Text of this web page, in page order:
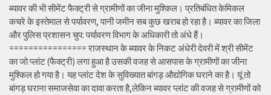
ब्यावर की भी सीमेंट फैक्ट्री से ग्रामीणों का जीना मुश्किल। प्रतिबंधित केमिकल
कचरे के इस्तेमाल से पर्यावरण, पानी जमीन सब कुछ खराब हो रहा है। ब्यावर का जिला
और पुलिस प्रशासन चुप: पर्यावरण विभाग के अधिकारी तो अंधे हैं।
================ राजस्थान के ब्यावर के निकट अंधेरी देवरी में श्री सीमेंट
का जो प्लांट (फैक्ट्री) लगा हुआ है उसकी वजह से आसपास के ग्रामीणों का जीना
मुश्किल हो गया है। यह प्लांट देश के सुविख्यात बांगड़ औद्योगिक घराने का है। यूं तो
बांगड़ घराना समाजसेवा का दावा करता है,लेकिन ब्यावर प्लांट की वजह से ग्रामीणों को